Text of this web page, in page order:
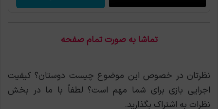
تماشا به صورت تمام صفحه
نظرتان در خصوص این موضوع چیست دوستان؟ کیفیت
اجرایی بازی برای شما مهم است؟ لطفاً با ما در بخش
نظرات به اشتراک بگذارید.